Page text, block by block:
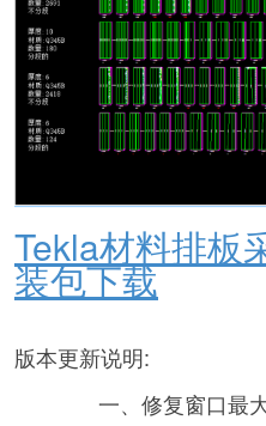
Tekla材料排板
装包下载
版本更新说明:
一、修复窗口最大